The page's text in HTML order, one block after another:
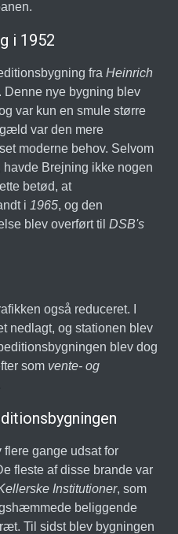
i 1952
fraHeinrich
Denne nye bygning blev
var kun en smule større
var den mere
moderne behov. Selvom
Brejning ikke nogen
betød, at
i 1965, og den
blev overført tilDSB's
også reduceret. I
nedlagt, og stationen blev
blev dog
som vente- og
gange udsat for
fleste af disse brande var
Institutioner, som
beliggende
Til sidst blev bygningen